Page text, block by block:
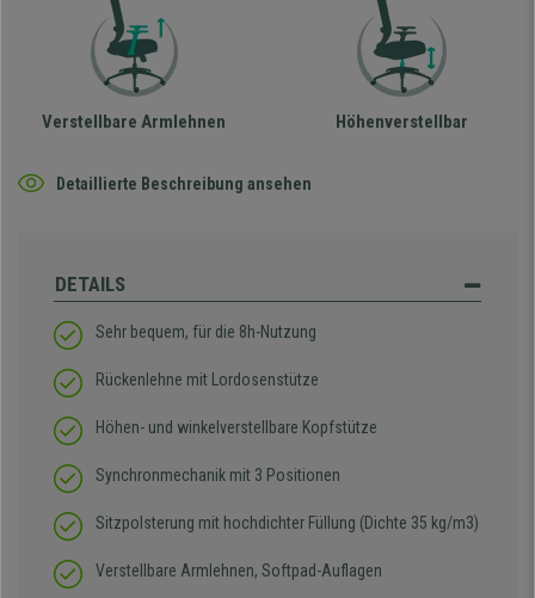
Verstellbare Armlehnen Höhenverstellbar
Detaillierte Beschreibung ansehen
DETAILS
Sehr bequem, für die 8h-Nutzung
Rückenlehne mit Lordosenstütze
Höhen- und winkelverstellbare Kopfstütze
Synchronmechanik mit 3 Positionen
Sitzpolsterung mit hochdichter Füllung (Dichte 35 kg/m3)
Verstellbare Armlehnen, Softpad-Auflagen